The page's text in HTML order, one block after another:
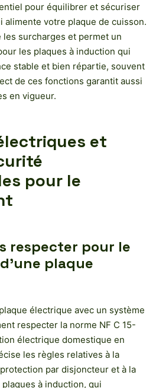
pour équilibrer et sécuriser
alimente votre plaque de cuisson.
surcharges et permet un
les plaques à induction qui
stable et bien répartie, souvent
de ces fonctions garantit aussi
en vigueur.
et
pour le
respecter pour le
plaque
électrique avec un système
respecter la norme NF C 15-
électrique domestique en
les règles relatives à la
par disjoncteur et à la
à induction, qui